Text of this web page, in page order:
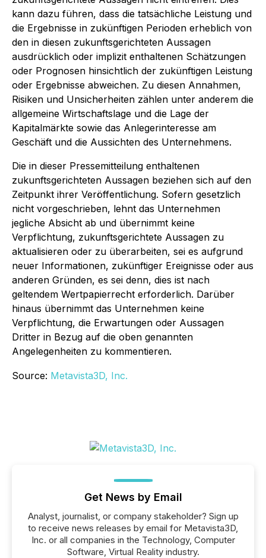
kann dazu führen, dass die tatsächliche Leistung und
die Ergebnisse in zukünftigen Perioden erheblich von
den in diesen zukunftsgerichteten Aussagen
ausdrücklich oder implizit enthaltenen Schätzungen
oder Prognosen hinsichtlich der zukünftigen Leistung
oder Ergebnisse abweichen. Zu diesen Annahmen,
Risiken und Unsicherheiten zählen unter anderem die
allgemeine Wirtschaftslage und die Lage der
Kapitalmärkte sowie das Anlegerinteresse am
Geschäft und die Aussichten des Unternehmens.
Die in dieser Pressemitteilung enthaltenen
zukunftsgerichteten Aussagen beziehen sich auf den
Zeitpunkt ihrer Veröffentlichung. Sofern gesetzlich
nicht vorgeschrieben, lehnt das Unternehmen
jegliche Absicht ab und übernimmt keine
Verpflichtung, zukunftsgerichtete Aussagen zu
aktualisieren oder zu überarbeiten, sei es aufgrund
neuer Informationen, zukünftiger Ereignisse oder aus
anderen Gründen, es sei denn, dies ist nach
geltendem Wertpapierrecht erforderlich. Darüber
hinaus übernimmt das Unternehmen keine
Verpflichtung, die Erwartungen oder Aussagen
Dritter in Bezug auf die oben genannten
Angelegenheiten zu kommentieren.
Source: Metavista3D, Inc.
Get News by Email
Analyst, journalist, or company stakeholder? Sign up
to receive news releases by email for Metavista3D,
Inc. or all companies in the Technology, Computer
Software, Virtual Reality industry.